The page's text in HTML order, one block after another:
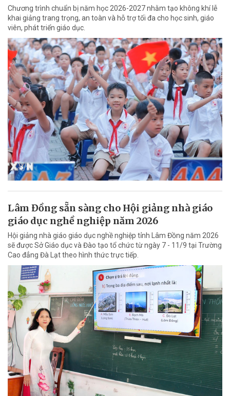
Chương trình chuẩn bị năm học 2026-2027 nhằm tạo không khí lễ
khai giảng trang trọng, an toàn và hỗ trợ tối đa cho học sinh, giáo
viên, phát triển giáo dục.
Lâm Đồng sẵn sàng cho Hội giảng nhà giáo
giáo dục nghề nghiệp năm 2026
Hội giảng nhà giáo giáo dục nghề nghiệp tỉnh Lâm Đồng năm 2026
sẽ được Sở Giáo dục và Đào tạo tổ chức từ ngày 7 - 11/9 tại Trường
Cao đẳng Đà Lạt theo hình thức trực tiếp.